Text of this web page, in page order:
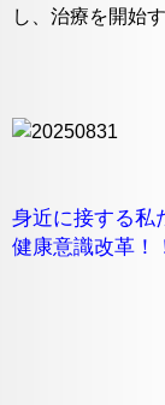
し、治療を開始
身近に接する私
健康意識改革！